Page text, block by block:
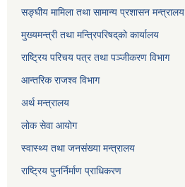
सङ्घीय मामिला तथा सामान्य प्रशासन मन्त्रालय
मुख्यमन्त्री तथा मन्त्रिपरिषद्‌को कार्यालय
राष्ट्रिय परिचय पत्र तथा पञ्जीकरण विभाग
आन्तरिक राजश्व विभाग
अर्थ मन्त्रालय
लोक सेवा आयोग
स्वास्थ्य तथा जनसंख्या मन्त्रालय
राष्ट्रिय पुनर्निर्माण प्राधिकरण